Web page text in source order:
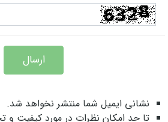
ارسال
نشانی ایمیل شما منتشر نخواهد شد.
تا حد امکان نظرات در مورد کیفیت و